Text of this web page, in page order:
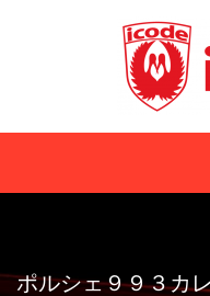
ポルシェ９９３カ